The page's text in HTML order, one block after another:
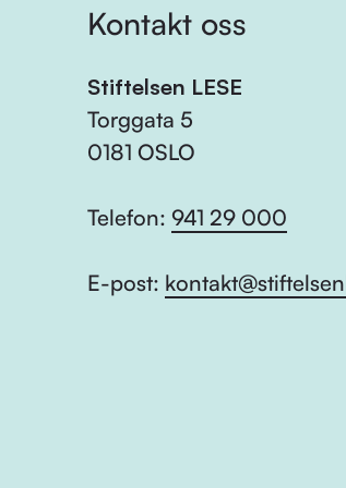
Kontakt oss
Stiftelsen LESE
Torggata 5
0181 OSLO
Telefon: 941 29 000
E-post: